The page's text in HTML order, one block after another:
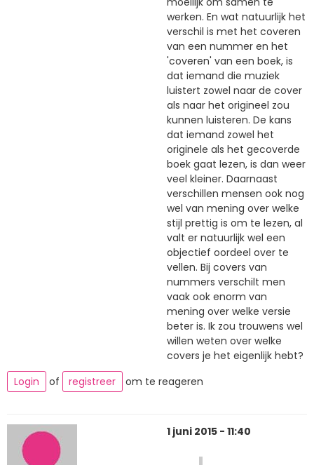
werken. En wat natuurlijk het
verschil is met het coveren
van een nummer en het
'coveren' van een boek, is
dat iemand die muziek
luistert zowel naar de cover
als naar het origineel zou
kunnen luisteren. De kans
dat iemand zowel het
originele als het gecoverde
boek gaat lezen, is dan weer
veel kleiner. Daarnaast
verschillen mensen ook nog
wel van mening over welke
stijl prettig is om te lezen, al
valt er natuurlijk wel een
objectief oordeel over te
vellen. Bij covers van
nummers verschilt men
vaak ook enorm van
mening over welke versie
beter is. Ik zou trouwens wel
willen weten over welke
covers je het eigenlijk hebt?
Login
of registreer om te reageren
1 juni 2015 - 11:40